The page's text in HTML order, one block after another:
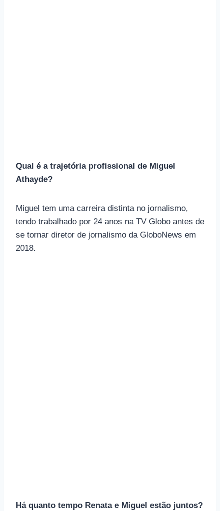
Qual é a trajetória profissional de Miguel
Athayde?
Miguel tem uma carreira distinta no jornalismo,
tendo trabalhado por 24 anos na TV Globo antes de
se tornar diretor de jornalismo da GloboNews em
2018.
Há quanto tempo Renata e Miguel estão juntos?